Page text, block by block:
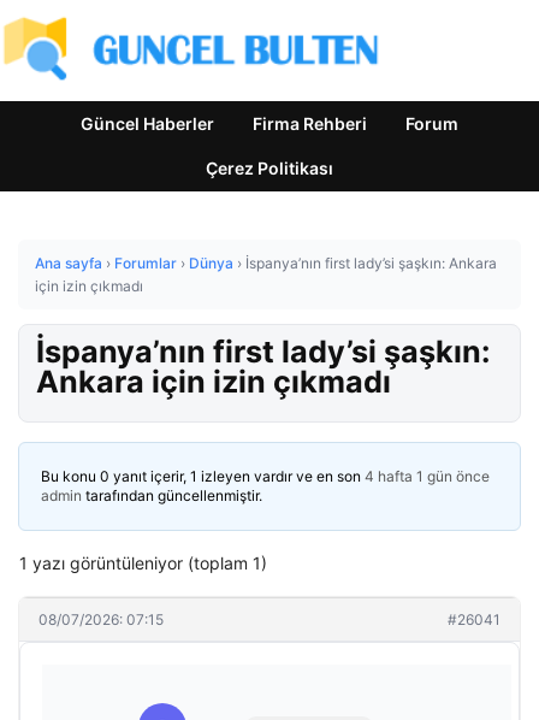
Güncel Haberler Firma Rehberi Forum
Çerez Politikası
Ana sayfa › Forumlar › Dünya › İspanya’nın first lady’si şaşkın: Ankara
için izin çıkmadı
İspanya’nın first lady’si şaşkın:
Ankara için izin çıkmadı
Bu konu 0 yanıt içerir, 1 izleyen vardır ve en son 4 hafta 1 gün önce
admin tarafından güncellenmiştir.
1 yazı görüntüleniyor (toplam 1)
08/07/2026: 07:15 #26041